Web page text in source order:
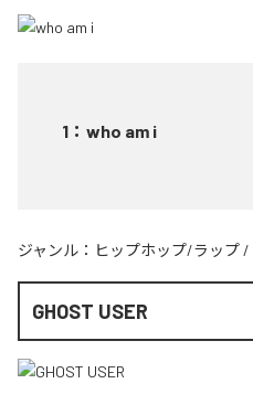
1 ： who am i
ジャンル： ヒップホップ/ラップ /
GHOST USER